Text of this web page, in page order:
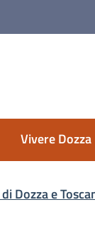
Vivere Dozza
Dozza e